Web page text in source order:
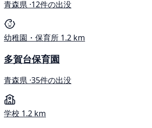
青森県 ·12件の出没
幼稚園・保育所 1.2 km
多賀台保育園
青森県 ·35件の出没
学校 1.2 km